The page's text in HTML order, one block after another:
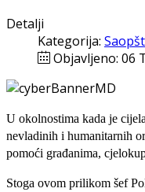
Detalji
Kategorija:
Objavljeno: 06
U okolnostima kada je
nevladinih i humanitarnih
pomoći građanima,
Stoga ovom prilikom šef